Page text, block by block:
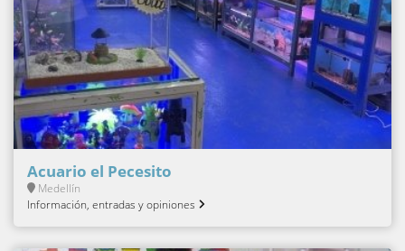
Acuario el Pecesito
Medellín
Información, entradas y opiniones